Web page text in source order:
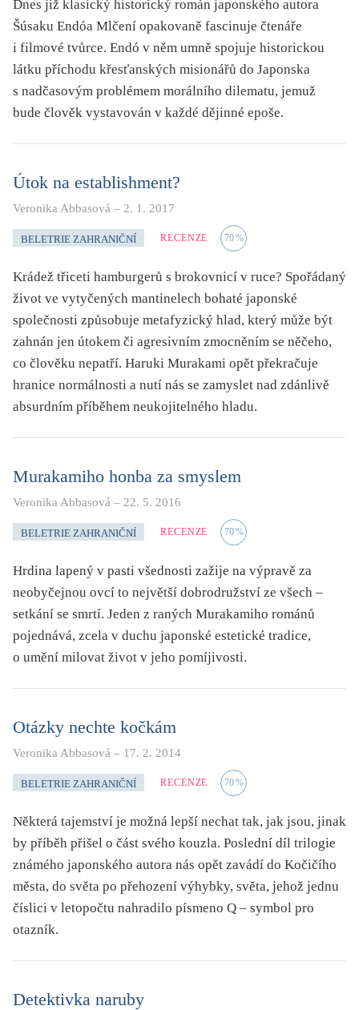
Dnes již klasický historický román japonského autora
Šúsaku Endóa Mlčení opakovaně fascinuje čtenáře
i filmové tvůrce. Endó v něm umně spojuje historickou
látku příchodu křesťanských misionářů do Japonska
s nadčasovým problémem morálního dilematu, jemuž
bude člověk vystavován v každé dějinné epoše.
Útok na establishment?
Veronika Abbasová – 2. 1. 2017
BELETRIE ZAHRANIČNÍ RECENZE 70%
Krádež třiceti hamburgerů s brokovnicí v ruce? Spořádaný
život ve vytyčených mantinelech bohaté japonské
společnosti způsobuje metafyzický hlad, který může být
zahnán jen útokem či agresivním zmocněním se něčeho,
co člověku nepatří. Haruki Murakami opět překračuje
hranice normálnosti a nutí nás se zamyslet nad zdánlivě
absurdním příběhem neukojitelného hladu.
Murakamiho honba za smyslem
Veronika Abbasová – 22. 5. 2016
BELETRIE ZAHRANIČNÍ RECENZE 70%
Hrdina lapený v pasti všednosti zažije na výpravě za
neobyčejnou ovcí to největší dobrodružství ze všech –
setkání se smrtí. Jeden z raných Murakamiho románů
pojednává, zcela v duchu japonské estetické tradice,
o umění milovat život v jeho pomíjivosti.
Otázky nechte kočkám
Veronika Abbasová – 17. 2. 2014
BELETRIE ZAHRANIČNÍ RECENZE 70%
Některá tajemství je možná lepší nechat tak, jak jsou, jinak
by příběh přišel o část svého kouzla. Poslední díl trilogie
známého japonského autora nás opět zavádí do Kočičího
města, do světa po přehození výhybky, světa, jehož jednu
číslici v letopočtu nahradilo písmeno Q – symbol pro
otazník.
Detektivka naruby